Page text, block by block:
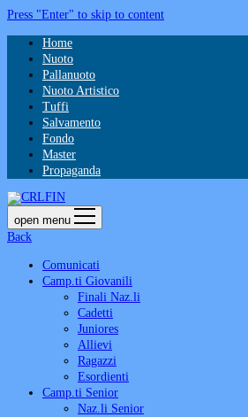
Press "Enter" to skip to content
Home
Nuoto
Pallanuoto
Nuoto Artistico
Tuffi
Salvamento
Fondo
Master
Propaganda
open menu
Back
Comunicati
Camp.ti Giovanili
Finali Naz.li
Cadetti
Juniores
Allievi
Ragazzi
Esordienti
Camp.ti Senior
Naz.li Senior